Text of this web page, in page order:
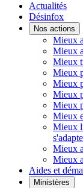
Actualités
Désinfox
Nos actions
Mieux
Mieux
Mieux
Mieux
Mieux
Mieux
Mieux
Mieux
Mieux
Mieux
Mieux
Aides et
Ministères